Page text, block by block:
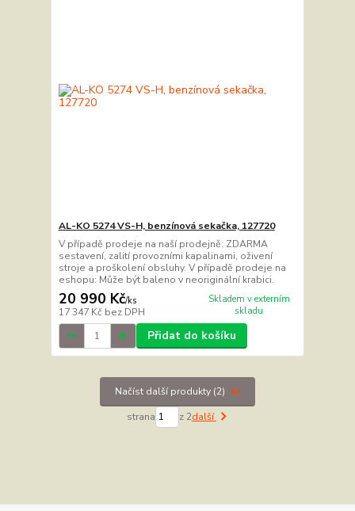
AL-KO 5274 VS-H, benzínová sekačka, 127720
V případě prodeje na naší prodejně: ZDARMA
sestavení, zalití provozními kapalinami, oživení
stroje a proškolení obsluhy. V případě prodeje na
eshopu: Může být baleno v neoriginální krabici.
20 990 Kč/ks
17 347 Kč bez DPH
Skladem v externím
skladu
Přidat do košíku
Načíst další produkty (2)
strana z 2další